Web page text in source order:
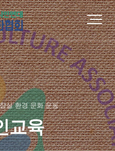
실 환경 문화 운동
교육